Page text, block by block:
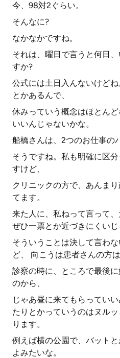
今、98対2ぐらい。
そんなに?
なかなかですね。
それは、曜日で言うと何日
すか?
公式には土日入んないけど
とかあるんで、
休みっていう概念はほとん
いいんじゃないかな。
船橋さんは、2つのお仕事の
そうですね。私も明確に区
すけど、
クリニックの方で、あんま
てます。
来た人に、私ねって言って、
ぜひ一票とか近づきにくいじ
そういうことは決して言わ
ど、 向こうは患者さんの方
診察の時に、ところで最後
のから、
じゃあ昼に来てもらってい
たりとかっていうのはヌル
ります。
例えば横の公園で、バット
よみたいな。